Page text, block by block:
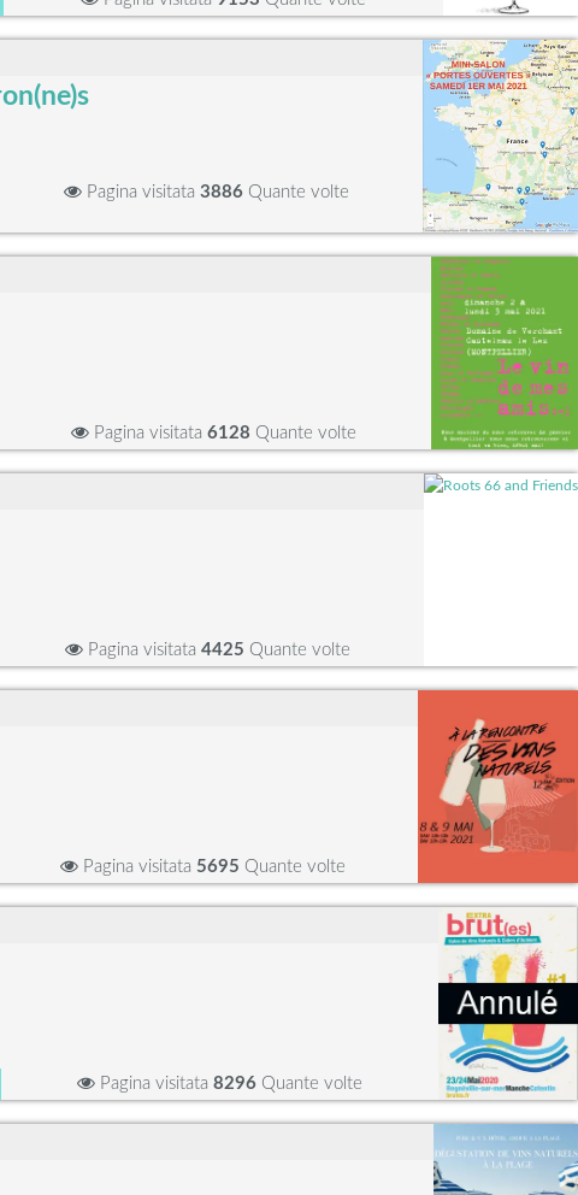
Pagina visitata 3886Quante volte
Pagina visitata 6128 Quante volte
Pagina visitata 4425 Quante volte
Pagina visitata 5695 Quante volte
Pagina visitata 8296 Quante volte